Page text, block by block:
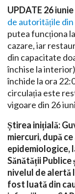
UPDATE 26
de autoritățile
putea funcționa
cazare, iar
din capacitate
închise la
închide la ora
circulația este
vigoare din 26
Știrea inițială:
miercuri, după
epidemiologice,
Sănătății Publice
nivelul de alertă
fost luată din